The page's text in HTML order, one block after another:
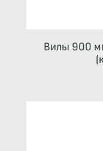
Вилы 900